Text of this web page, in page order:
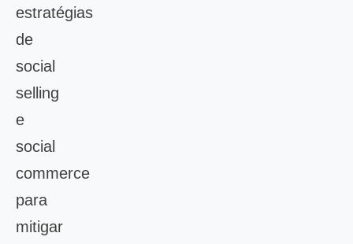
estratégias
de
social
selling
e
social
commerce
para
mitigar